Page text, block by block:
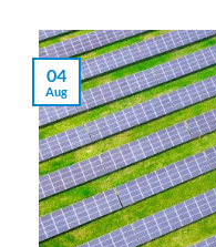
04
Aug